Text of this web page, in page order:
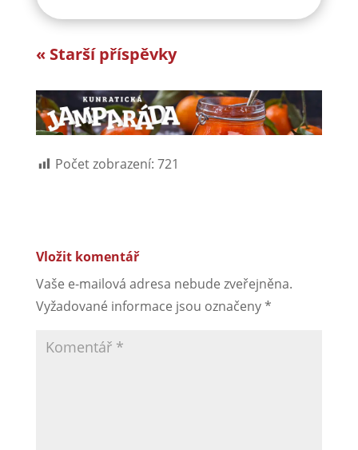
« Starší příspěvky
Počet zobrazení: 721
Vložit komentář
Vaše e-mailová adresa nebude zveřejněna.
Vyžadované informace jsou označeny*